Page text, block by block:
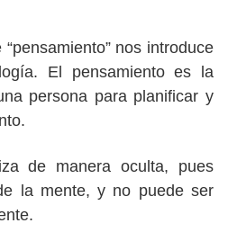
nos introduce
El pensamiento es la
persona para planificar y
de manera oculta, pues
la mente, y no puede ser